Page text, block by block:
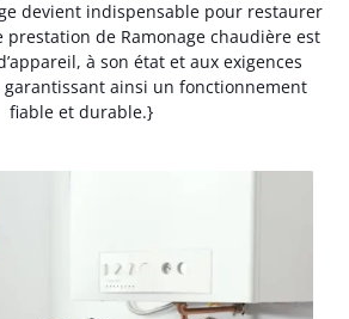
devient indispensable pour restaurer
prestation de Ramonage chaudière est
à son état et aux exigences
garantissant ainsi un fonctionnement
fiable et durable.}